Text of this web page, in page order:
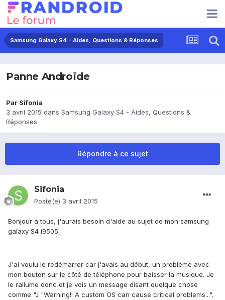
Samsung Galaxy S4 - Aides, Questions & Réponses
Panne Androïde
Par Sifonia
3 avril 2015 dans Samsung Galaxy S4 - Aides, Questions &
Réponses
Répondre à ce sujet
Sifonia
Posté(e) 3 avril 2015
Bonjour à tous, j'aurais besoin d'aide au sujet de mon samsung
galaxy S4 i9505.
J'ai voulu le redémarrer car j'avais au début, un problème avec
mon bouton sur le côté de téléphone pour baisser la musique. Je
le rallume donc et je vois un message disant quelque chose
comme "J "Warning!! A custom OS can cause critical problems...".